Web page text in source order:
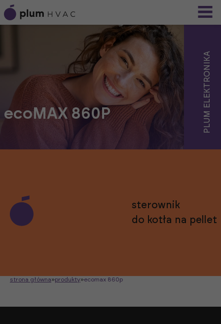
ecoMAX 860P PLUM ELEKTRONIKA
sterownik
do kotła na pellet
strona główna»produkty»ecomax 860p